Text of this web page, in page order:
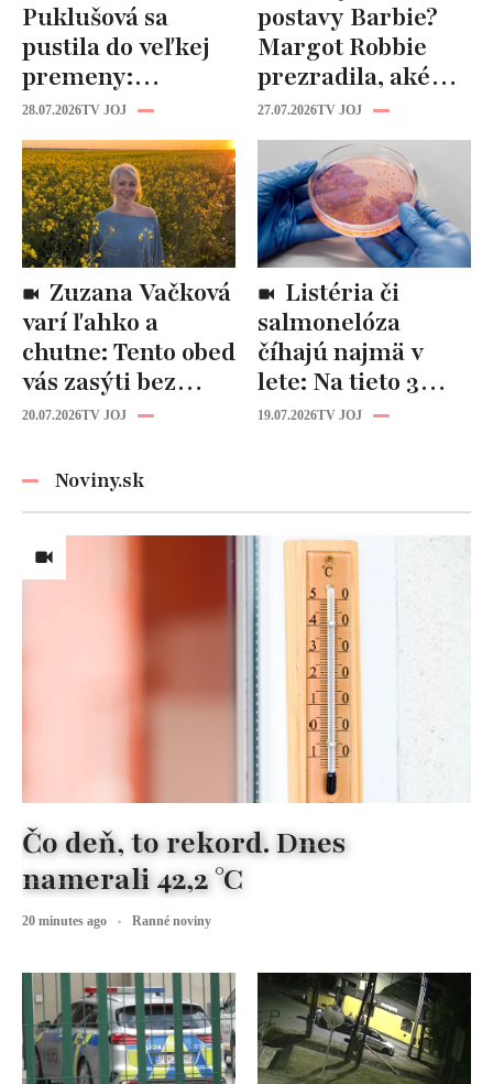
Puklušová sa
pustila do veľkej
premeny:
Odborníci však
varujú, pozor na
prísne diéty!
28.07.2026TV JOJ
postavy Barbie?
Margot Robbie
prezradila, aké
cviky jej pomohli
spevniť celé telo
27.07.2026TV JOJ
varí ľahko a
chutne: Tento obed
vás zasýti bez
zbytočných kalórií
20.07.2026TV JOJ
salmonelóza
číhajú najmä v
lete: Na tieto 3
pravidlá pri jedle
19.07.2026TV JOJ
Noviny.sk
Čo deň, to rekord. Dnes
namerali 42,2 °C
20 minutes ago Ranné noviny